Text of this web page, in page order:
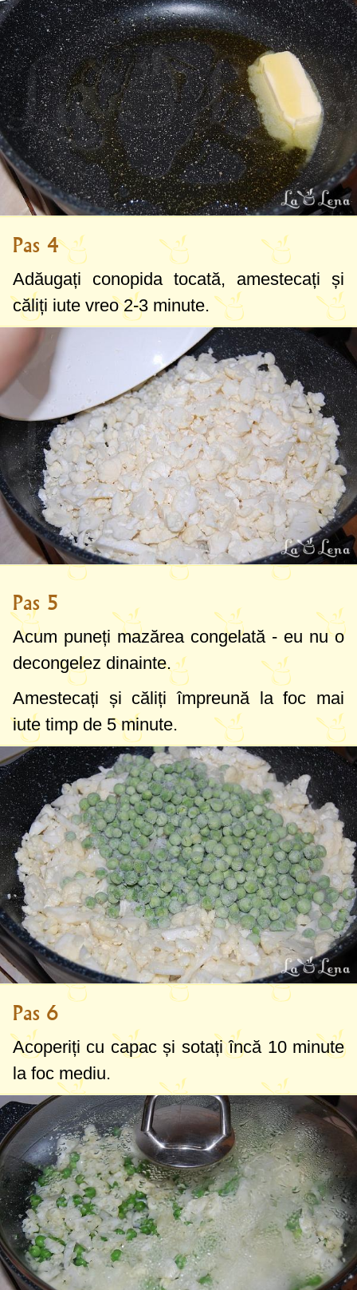
Pas 4
Adăugați conopida tocată, amestecați și
căliți iute vreo 2-3 minute.
Pas 5
Acum puneți mazărea congelată - eu nu o
decongelez dinainte.
Amestecați și căliți împreună la foc mai
iute timp de 5 minute.
Pas 6
Acoperiți cu capac și sotați încă 10 minute
la foc mediu.